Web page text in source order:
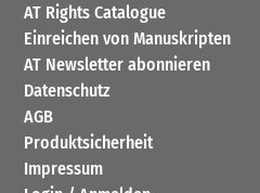
AT Rights Catalogue
Einreichen von Manuskripten
AT Newsletter abonnieren
Datenschutz
AGB
Produktsicherheit
Impressum